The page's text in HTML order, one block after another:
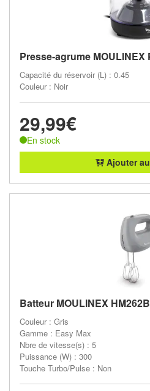
Presse-agrume MOULINEX
Capacité du réservoir (L) : 0.45
Couleur : Noir
29,99€
En stock
Ajouter
Batteur MOULINEX
Couleur : Gris
Gamme : Easy Max
Nbre de vitesse(s) : 5
Puissance (W) : 300
Touche Turbo/Pulse : Non